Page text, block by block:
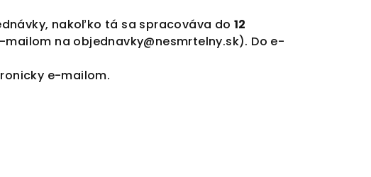
nakoľko tá sa spracováva do12
mailom na objednavky@nesmrtelny.sk). Do e-
e-mailom.